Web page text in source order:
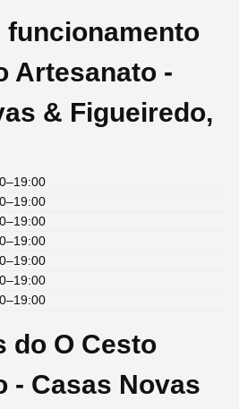
funcionamento
Artesanato -
& Figueiredo,
do O Cesto
- Casas Novas